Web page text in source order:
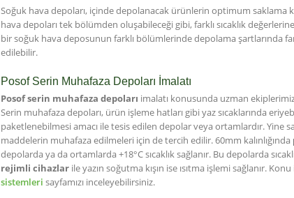
Soğuk hava depoları, içinde depolanacak ürünlerin optimum saklama
hava depoları tek bölümden oluşabileceği gibi, farklı sıcaklık
bir soğuk hava deposunun farklı bölümlerinde depolama şartlarında
edilebilir.
Posof Serin Muhafaza Depoları İmalatı
Posof serin muhafaza depoları imalatı konusunda uzman
Serin muhafaza depoları, ürün işleme hatları gibi yaz sıcaklarında
paketlenebilmesi amacı ile tesis edilen depolar veya ortamlardır. Yine
maddelerin muhafaza edilmeleri için de tercih edilir. 60mm kalınlığında
depolarda ya da ortamlarda +18°C sıcaklık sağlanır. Bu depolarda
rejimli cihazlar ile yazın soğutma kışın ise ısıtma işlemi sağlanır.
sistemleri sayfamızı inceleyebilirsiniz.